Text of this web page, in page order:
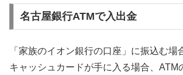
名古屋銀行ATMで入出金
「家族のイオン銀行の口座」に振込む場
キャッシュカードが手に入る場合、ATM